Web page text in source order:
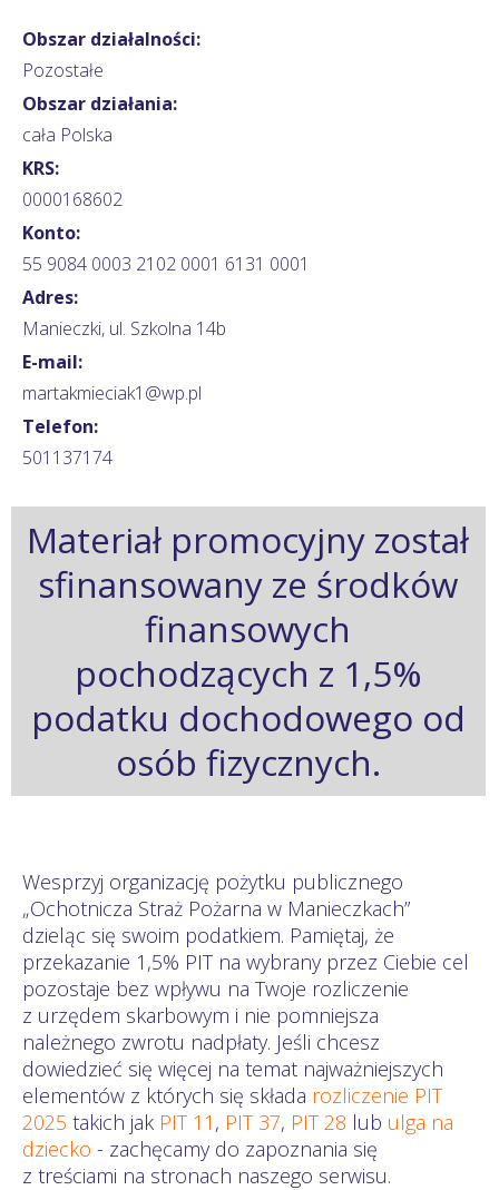
Obszar działalności:
Pozostałe
Obszar działania:
cała Polska
KRS:
0000168602
Konto:
55 9084 0003 2102 0001 6131 0001
Adres:
Manieczki, ul. Szkolna 14b
E-mail:
martakmieciak1@wp.pl
Telefon:
501137174
Materiał promocyjny został
sfinansowany ze środków
finansowych
pochodzących z 1,5%
podatku dochodowego od
osób fizycznych.
Wesprzyj organizację pożytku publicznego
„Ochotnicza Straż Pożarna w Manieczkach”
dzieląc się swoim podatkiem. Pamiętaj, że
przekazanie 1,5% PIT na wybrany przez Ciebie cel
pozostaje bez wpływu na Twoje rozliczenie
z urzędem skarbowym i nie pomniejsza
należnego zwrotu nadpłaty. Jeśli chcesz
dowiedzieć się więcej na temat najważniejszych
elementów z których się składa rozliczenie PIT
2025 takich jak PIT 11 , PIT 37, PIT 28 lub ulga na
dziecko - zachęcamy do zapoznania się
z treściami na stronach naszego serwisu.